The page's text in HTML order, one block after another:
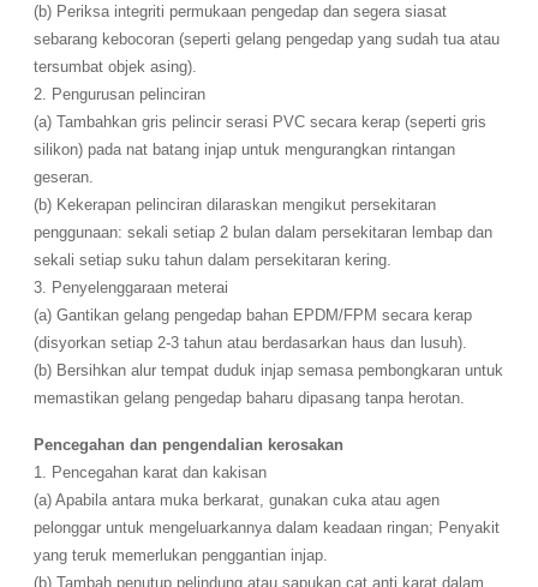
(b) Periksa integriti permukaan pengedap dan segera siasat
sebarang kebocoran (seperti gelang pengedap yang sudah tua atau
tersumbat objek asing).
2. Pengurusan pelinciran
(a) Tambahkan gris pelincir serasi PVC secara kerap (seperti gris
silikon) pada nat batang injap untuk mengurangkan rintangan
geseran.
(b) Kekerapan pelinciran dilaraskan mengikut persekitaran
penggunaan: sekali setiap 2 bulan dalam persekitaran lembap dan
sekali setiap suku tahun dalam persekitaran kering.
3. Penyelenggaraan meterai
(a) Gantikan gelang pengedap bahan EPDM/FPM secara kerap
(disyorkan setiap 2-3 tahun atau berdasarkan haus dan lusuh).
(b) Bersihkan alur tempat duduk injap semasa pembongkaran untuk
memastikan gelang pengedap baharu dipasang tanpa herotan.
Pencegahan dan pengendalian kerosakan
1. Pencegahan karat dan kakisan
(a) Apabila antara muka berkarat, gunakan cuka atau agen
pelonggar untuk mengeluarkannya dalam keadaan ringan; Penyakit
yang teruk memerlukan penggantian injap.
(b) Tambah penutup pelindung atau sapukan cat anti karat dalam